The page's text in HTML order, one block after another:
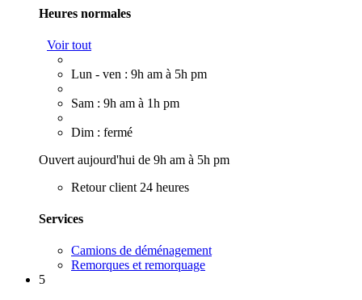
Heures normales
Voir tout
Lun - ven : 9h am à 5h pm
Sam : 9h am à 1h pm
Dim : fermé
Ouvert aujourd'hui de 9h am à 5h pm
Retour client 24 heures
Services
Camions de déménagement
Remorques et remorquage
5